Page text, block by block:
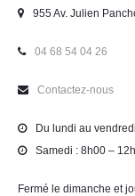
955 Av. Julien
04 68 54 04 26
Contactez-nous
Du lundi au
Samedi : 8h00 –
Fermé le dimanche et